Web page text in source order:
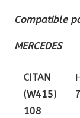
Compatible
MERCEDES
CITAN
(W415)
108